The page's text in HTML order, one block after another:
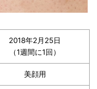
2018年2月25日
（1週間に1回）
美顔用